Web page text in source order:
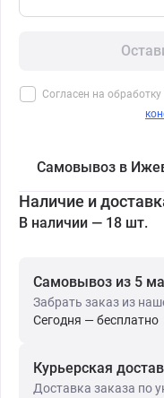
Согласен на
Самовывоз в
Наличие и
В наличии — 18 шт.
Самовывоз из 5
Забрать заказ из
Сегодня — бесплатно
Курьерская
Доставка заказа по